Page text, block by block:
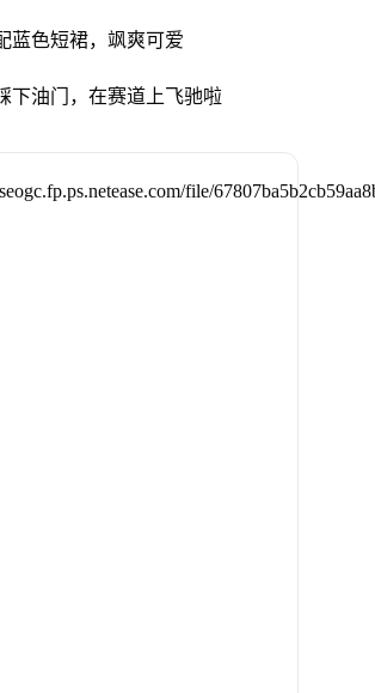
蓝色短裙，飒爽可爱
下油门，在赛道上飞驰啦